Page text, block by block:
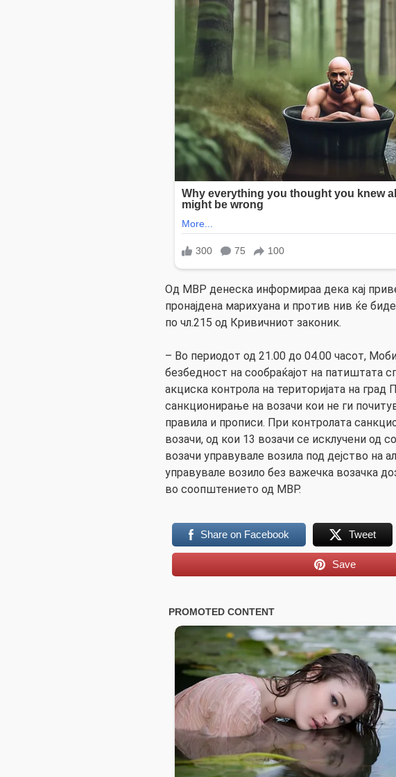
Од МВР денеска информираа дека кај
пронајдена марихуана и против нив ќе
по чл.215 од Кривичниот законик.
– Во периодот од 21.00 до 04.00 часот,
безбедност на сообраќајот на патиштата
акциска контрола на територијата на град
санкционирање на возачи кои не ги
правила и прописи. При контролата
возачи, од кои 13 возачи се исклучени од
возачи управувале возила под дејство на
управувале возило без важечка возачка
во соопштението од МВР.
Share on Facebook Tweet
Save